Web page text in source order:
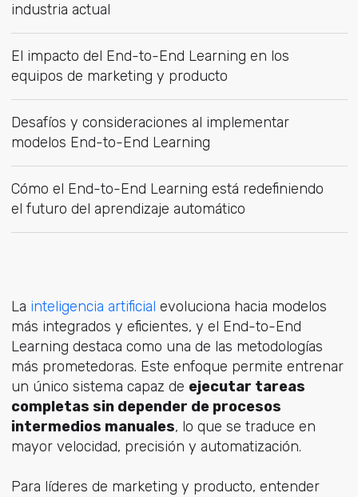
industria actual
El impacto del End-to-End Learning en los
equipos de marketing y producto
Desafíos y consideraciones al implementar
modelos End-to-End Learning
Cómo el End-to-End Learning está redefiniendo
el futuro del aprendizaje automático
La inteligencia artificial evoluciona hacia modelos
más integrados y eficientes, y el End-to-End
Learning destaca como una de las metodologías
más prometedoras. Este enfoque permite entrenar
un único sistema capaz de ejecutar tareas
completas sin depender de procesos
intermedios manuales, lo que se traduce en
mayor velocidad, precisión y automatización.
Para líderes de marketing y producto, entender